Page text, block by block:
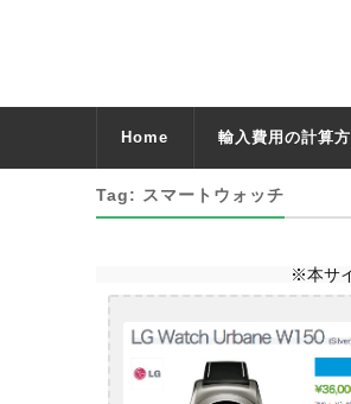
Home 輸入費用の計算
Tag: スマートウォッチ
※本サ